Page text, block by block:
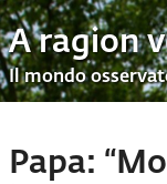
A ragion
Il mondo
Papa: